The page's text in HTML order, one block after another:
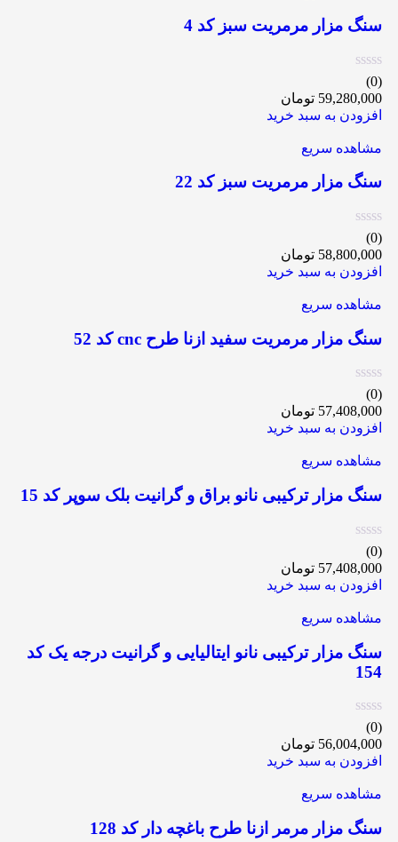
سنگ مزار مرمریت سبز کد 4
(0)
59,280,000 تومان
افزودن به سبد خرید
مشاهده سریع
سنگ مزار مرمریت سبز کد 22
(0)
58,800,000 تومان
افزودن به سبد خرید
مشاهده سریع
سنگ مزار مرمریت سفید ازنا طرح cnc کد 52
(0)
57,408,000 تومان
افزودن به سبد خرید
مشاهده سریع
سنگ مزار ترکیبی نانو براق و گرانیت بلک سوپر کد 15
(0)
57,408,000 تومان
افزودن به سبد خرید
مشاهده سریع
سنگ مزار ترکیبی نانو ایتالیایی و گرانیت درجه یک کد
154
(0)
56,004,000 تومان
افزودن به سبد خرید
مشاهده سریع
سنگ مزار مرمر ازنا طرح باغچه دار کد 128